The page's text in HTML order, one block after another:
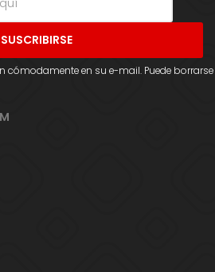
cómodamente en su e-mail. Puede borrarse